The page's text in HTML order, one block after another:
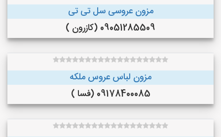
مزون عروسی سل تی تی
09051285509 (کازرون )
مزون لباس عروس ملکه
09178400085 (فسا )